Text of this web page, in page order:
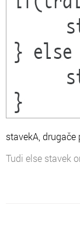
stavekA, drugače
Tudi else stavek